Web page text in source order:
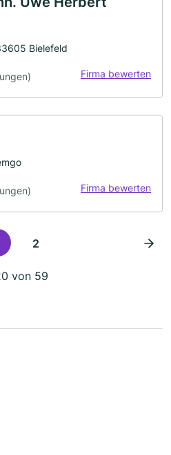
Bielefeld
Firma bewerten
Firma bewerten
2
von 59